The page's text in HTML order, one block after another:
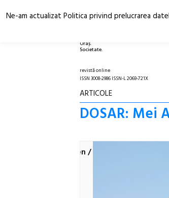
Oraș.
Societate.
revistă online
ISSN 3008-2986 ISSN-L 2069-721X
ARTICOLE
DOSAR:
Ne-am actualizat Politica privind prelucrarea